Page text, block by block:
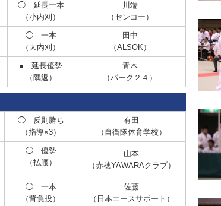
◯延長一本
（小内刈）
川端
（センコー）
◯ 一本
（大内刈）
田中
（ALSOK）
● 延長優勢
（隅返）
青木
（パーク２４）
◯反則勝ち
（指導×3）
有田
（自衛隊体育学校）
◯優勢
（払腰）
山本
（赤穂YAWARAクラブ）
◯一本
（背負投）
佐藤
（日本エースサポート）